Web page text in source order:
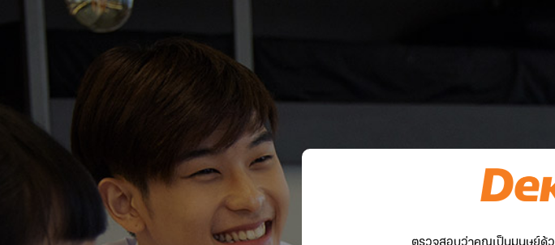
ตรวจสอบว่าคุณเป็นมนุษย์ด้ว